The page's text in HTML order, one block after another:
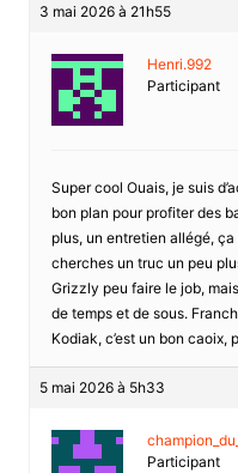
3 mai 2026 à 21h55
Henri.992
Participant
Super cool Ouais, je suis
bon plan pour profiter des
plus, un entretien allégé,
cherches un truc un peu
Grizzly peu faire le job,
de temps et de sous.
Kodiak, c’est un bon caoix,
5 mai 2026 à 5h33
Participant